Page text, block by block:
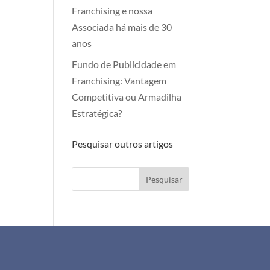
Franchising e nossa
Associada há mais de 30
anos
Fundo de Publicidade em
Franchising: Vantagem
Competitiva ou Armadilha
Estratégica?
Pesquisar outros artigos
Pesquisar